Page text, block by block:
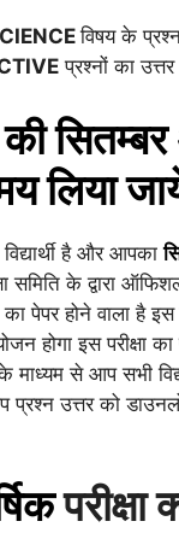
विषय के
प्रश्नों का
सितम्बर
लिया
है और आपका
समिति के द्वारा
पेपर होने वाला है इस
होगा इस परीक्षा
से आप सभी
उत्तर को
परीक्षा